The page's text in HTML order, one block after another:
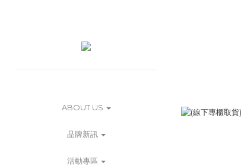
ABOUT US
品牌新訊
活動專區